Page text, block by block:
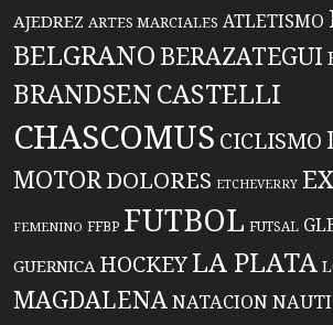
AJEDREZ ARTES MARCIALES ATLETISMO
BELGRANO BERAZATEGUI
BRANDSENCASTELLI
CHASCOMUS CICLISMO
MOTORDOLORES ETCHEVERRY
FEMENINO FFBP FUTBOL FUTSAL
GUERNICA HOCKEYLA PLATA
MAGDALENANATACION